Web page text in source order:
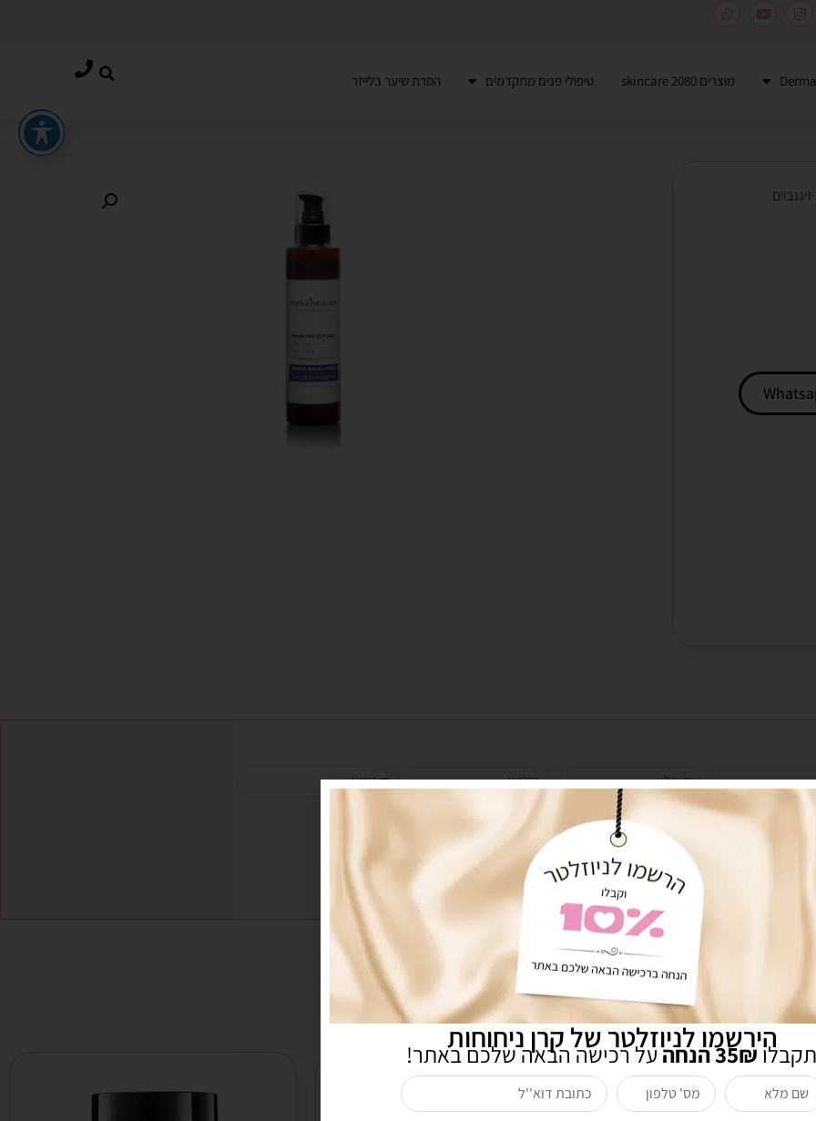
מוצרים 2080 skincare טיפולי פנים מתקדמים הסרת שיער בלייזר
אני מעוניינת לקבל חדשות ומבצעים לדואר אלקטרוני
שליחה
לקוחות שרכשו מוצר זה רכשו גם
הירשמו לניוזלטר של קרן ניחוחות
על רכישה הבאה שלכם באתר!